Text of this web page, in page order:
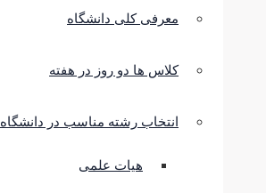
معرفی کلی دانشگاه
کلاس ها دو روز در هفته
انتخاب رشته مناسب در دانشگاه
هیات علمی